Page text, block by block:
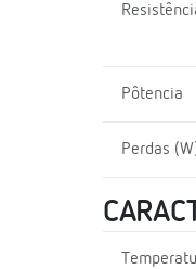
Pôtencia
Perdas